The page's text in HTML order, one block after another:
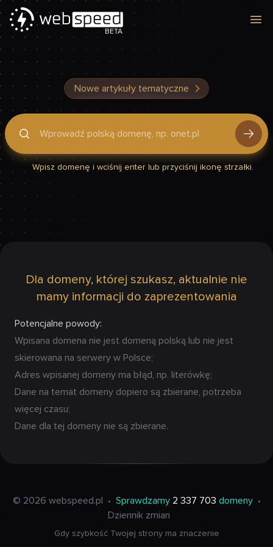
BETA
Nowe artykuły tematyczne
Podaj domenę, by sprawdzić, czy Twoja strona jest szybka
Wpisz domenę i wciśnij enter lub przyciśnij ikonę strzałki.
Dla domeny, której szukasz, aktualnie nie
mamy informacji do zaprezentowania
Potencjalne powody:
Wpisana domena nie jest domeną polską lub nie jest
skierowana na serwery w Polsce;
Adres wpisanej domeny ma błąd, np. literówkę;
Dane na temat domeny dopiero są zbierane, potrzeba
więcej czasu;
Dane dla tej domeny nie są zbierane.
© 2026 webspeed.pl • Sprawdzamy 2 337 703 domeny •
Dziennik zmian
Gdy szybkość Twojej strony ma znaczenie